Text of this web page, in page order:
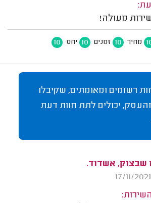
שירות מעולה!
מחיר 10 זמנים 10 יחס 10
רשומים ומאומתים, שקיבלו
יכולים לתת חוות דעת
שבצוק, אשדוד.